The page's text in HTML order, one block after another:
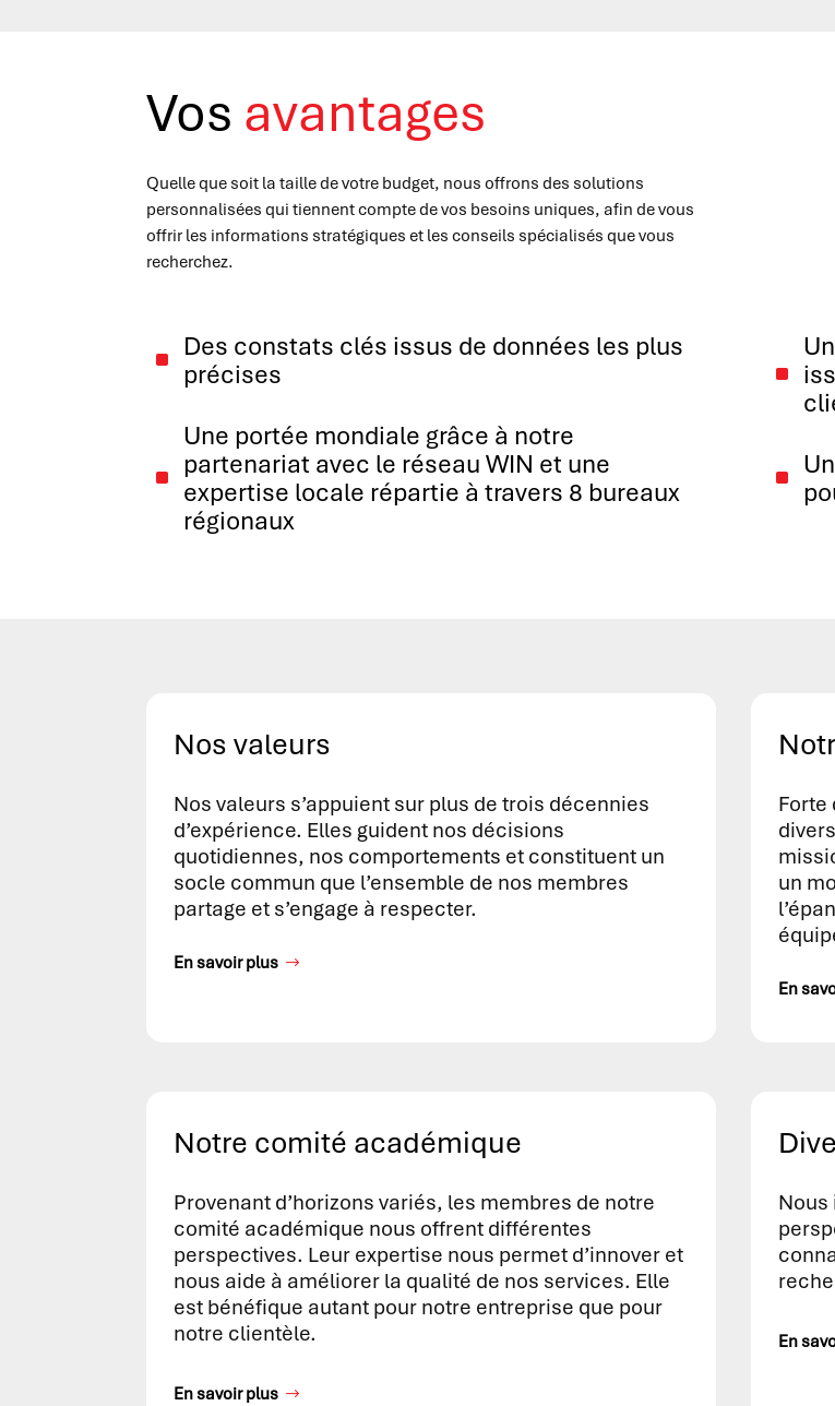
Vos avantages
Quelle que soit la taille de votre budget, nous offrons des solutions
personnalisées qui tiennent compte de vos besoins uniques, afin de vous
offrir les informations stratégiques et les conseils spécialisés que vous
recherchez.
^ Des constats clés issus de données les plus
précises
^
Une portée mondiale grâce à notre
partenariat avec le réseau WIN et une
expertise locale répartie à travers 8 bureaux
régionaux
^
^
Nos valeurs
Nos valeurs s’appuient sur plus de trois décennies
d’expérience. Elles guident nos décisions
quotidiennes, nos comportements et constituent un
socle commun que l’ensemble de nos membres
partage et s’engage à respecter.
En savoir plus
Forte
un
En
Notre comité académique
Provenant d’horizons variés, les membres de notre
comité académique nous offrent différentes
perspectives. Leur expertise nous permet d’innover et
nous aide à améliorer la qualité de nos services. Elle
est bénéfique autant pour notre entreprise que pour
notre clientèle.
En savoir plus
Nous
En